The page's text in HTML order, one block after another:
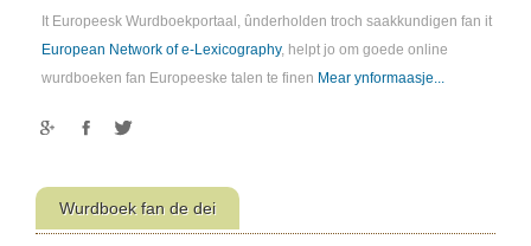
It Europeesk Wurdboekportaal, ûnderholden troch saakkundigen fan it
European Network of e-Lexicography, helpt jo om goede online
wurdboeken fan Europeeske talen te finen Mear ynformaasje...
Wurdboek fan de dei